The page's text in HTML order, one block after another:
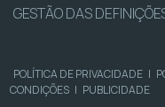
GESTÃO DAS
POLÍTICA DE PRIVACIDADE |
CONDIÇÕES | PUBLICIDADE